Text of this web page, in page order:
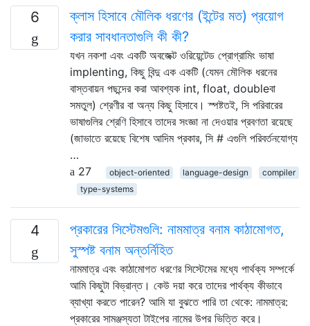
6
ক্লাস হিসাবে মৌলিক ধরণের (ইন্টের মত) প্রয়োগ
করার সাবধানতাগুলি কী কী?
যখন নকশা এবং একটি অবজেক্ট ওরিয়েন্টেড প্রোগ্রামিং ভাষা
implenting, কিছু বিন্দু এক একটি (যেমন মৌলিক ধরনের
বাস্তবায়ন পছন্দের করা আবশ্যক int, float, doubleবা
সমতুল) শ্রেণীর বা অন্য কিছু হিসাবে। স্পষ্টতই, সি পরিবারের
ভাষাগুলির শ্রেণি হিসাবে তাদের সংজ্ঞা না দেওয়ার প্রবণতা রয়েছে
(জাভাতে রয়েছে বিশেষ আদিম প্রকার, সি # এগুলি পরিবর্তনযোগ্য
…
27
object-oriented language-design
compiler
type-systems
4
প্রকারের সিস্টেমগুলি: নামমাত্র বনাম কাঠামোগত,
সুস্পষ্ট বনাম অন্তর্নিহিত
নামমাত্র এবং কাঠামোগত ধরণের সিস্টেমের মধ্যে পার্থক্য সম্পর্কে
আমি কিছুটা বিভ্রান্ত। কেউ দয়া করে তাদের পার্থক্য কীভাবে
ব্যাখ্যা করতে পারেন? আমি যা বুঝতে পারি তা থেকে: নামমাত্র:
প্রকারের সামঞ্জস্যতা টাইপের নামের উপর ভিত্তি করে।